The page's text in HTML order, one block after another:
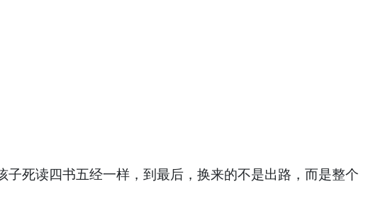
死读四书五经一样，到最后，换来的不是出路，而是整个